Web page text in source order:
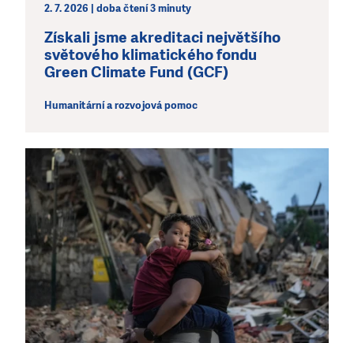
2. 7. 2026 | doba čtení 3 minuty
Získali jsme akreditaci největšího
světového klimatického fondu
Green Climate Fund (GCF)
Humanitární a rozvojová pomoc